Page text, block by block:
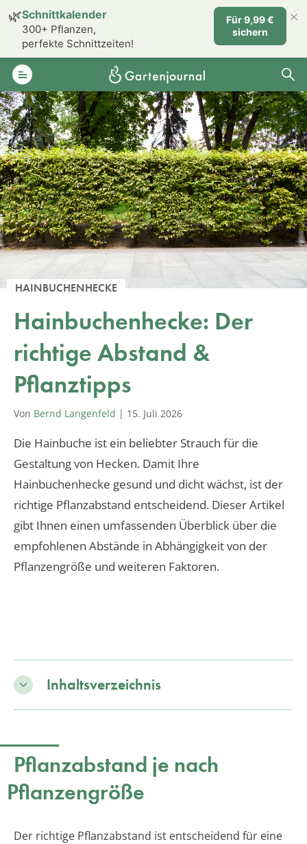
HAINBUCHENHECKE
Hainbuchenhecke: Der
richtige Abstand &
Pflanztipps
Von Bernd Langenfeld | 15. Juli 2026
Die Hainbuche ist ein beliebter Strauch für die
Gestaltung von Hecken. Damit Ihre
Hainbuchenhecke gesund und dicht wächst, ist der
richtige Pflanzabstand entscheidend. Dieser Artikel
gibt Ihnen einen umfassenden Überblick über die
empfohlenen Abstände in Abhängigkeit von der
Pflanzengröße und weiteren Faktoren.
Inhaltsverzeichnis
Pflanzabstand je nach
Pflanzengröße
Der richtige Pflanzabstand ist entscheidend für eine
🌿Schnittkalender
300+ Pflanzen,
perfekte Schnittzeiten!
Für 9,99 €
sichern
×